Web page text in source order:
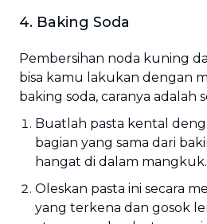
4. Baking Soda
Pembersihan noda kuning
bisa kamu lakukan dengan
baking soda, caranya adalah
Buatlah pasta kental
bagian yang sama dari
hangat di dalam mangkuk.
Oleskan pasta ini secara
yang terkena dan gosok